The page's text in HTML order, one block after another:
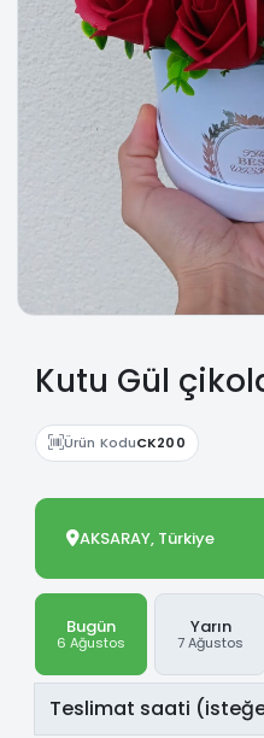
Kutu Gül
Ürün KoduCK200
AKSARAY, Türkiye
Bugün
6 Ağustos
Yarın
7 Ağustos